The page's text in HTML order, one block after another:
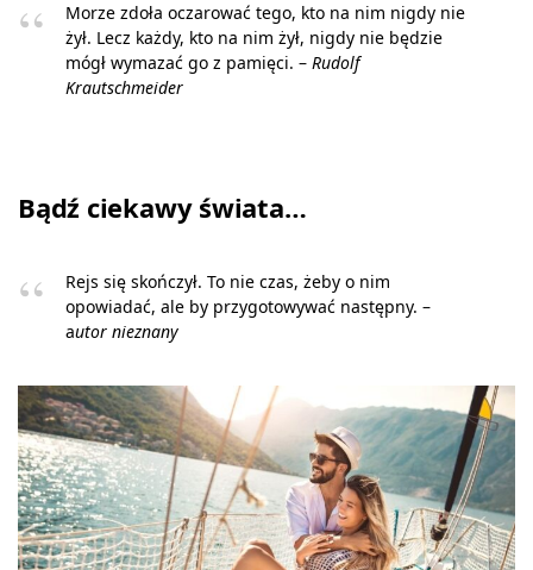
Morze zdoła oczarować tego, kto na nim nigdy nie
żył. Lecz każdy, kto na nim żył, nigdy nie będzie
mógł wymazać go z pamięci. – Rudolf
Krautschmeider
Bądź ciekawy świata…
Rejs się skończył. To nie czas, żeby o nim
opowiadać, ale by przygotowywać następny. –
autor nieznany